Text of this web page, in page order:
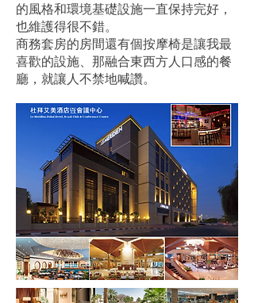
的風格和環境基礎設施一直保持完好，
也維護得很不錯。
商務套房的房間還有個按摩椅是讓我最
喜歡的設施、那融合東西方人口感的餐
廳，就讓人不禁地喊讚。